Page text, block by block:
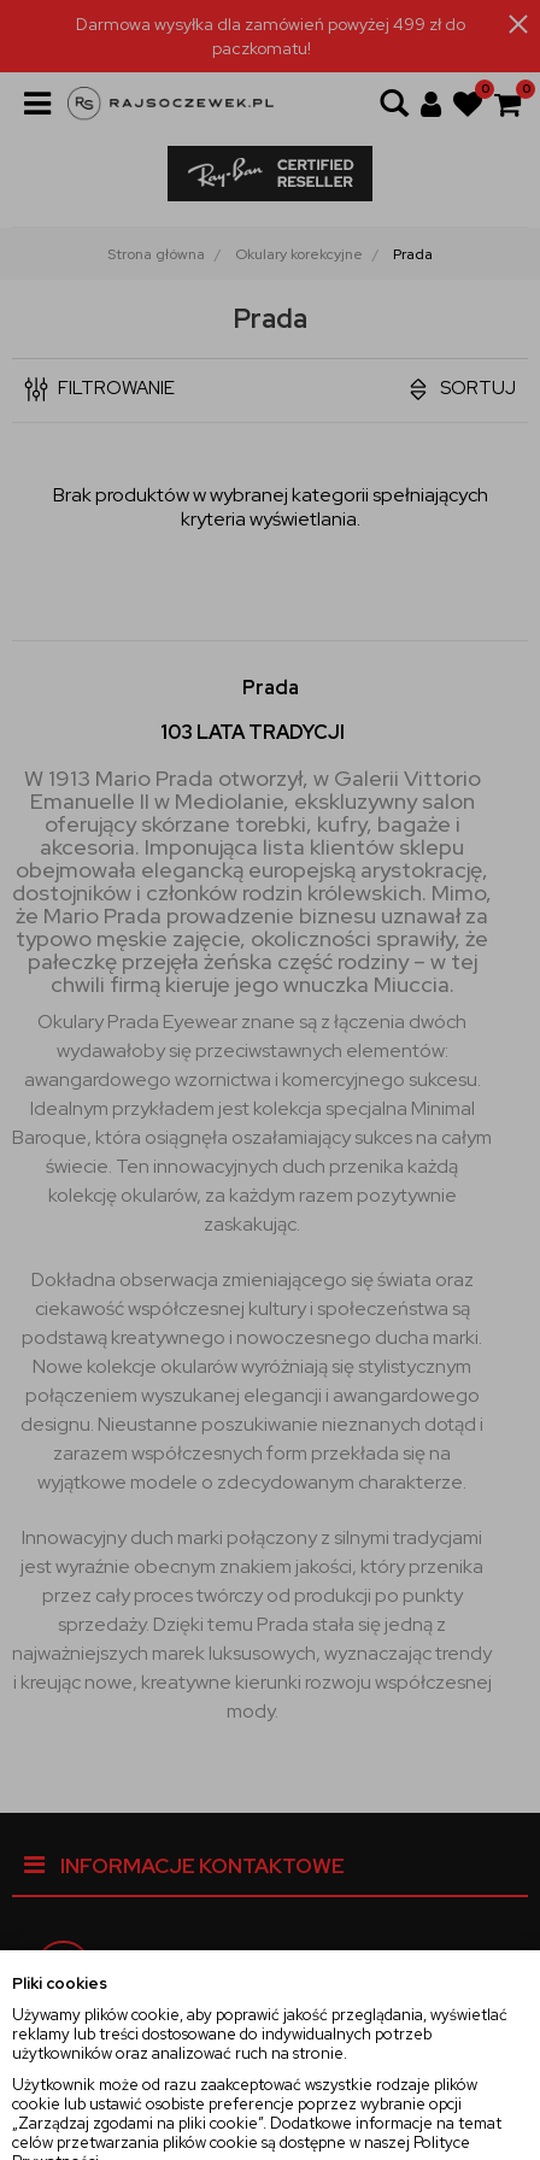
Pliki cookies
Używamy plików cookie, aby poprawić jakość przeglądania, wyświetlać
reklamy lub treści dostosowane do indywidualnych potrzeb
użytkowników oraz analizować ruch na stronie.
Użytkownik może od razu zaakceptować wszystkie rodzaje plików
cookie lub ustawić osobiste preferencje poprzez wybranie opcji
„Zarządzaj zgodami na pliki cookie”. Dodatkowe informacje na temat
celów przetwarzania plików cookie są dostępne w naszej Polityce
Darmowa wysyłka dla zamówień powyżej 499 zł do
paczkomatu!
0 0
Strona główna Okulary korekcyjne Prada
Prada
FILTROWANIE SORTUJ
Brak produktów w wybranej kategorii spełniających
kryteria wyświetlania.
Prada
103 LATA TRADYCJI
W 1913 Mario Prada otworzył, w Galerii Vittorio
Emanuelle II w Mediolanie, ekskluzywny salon
oferujący skórzane torebki, kufry, bagaże i
akcesoria. Imponująca lista klientów sklepu
obejmowała elegancką europejską arystokrację,
dostojników i członków rodzin królewskich. Mimo,
że Mario Prada prowadzenie biznesu uznawał za
typowo męskie zajęcie, okoliczności sprawiły, że
pałeczkę przejęła żeńska część rodziny – w tej
chwili firmą kieruje jego wnuczka Miuccia.
Okulary Prada Eyewear znane są z łączenia dwóch
wydawałoby się przeciwstawnych elementów:
awangardowego wzornictwa i komercyjnego sukcesu.
Idealnym przykładem jest kolekcja specjalna Minimal
Baroque, która osiągnęła oszałamiający sukces na całym
świecie. Ten innowacyjnych duch przenika każdą
kolekcję okularów, za każdym razem pozytywnie
zaskakując.
Dokładna obserwacja zmieniającego się świata oraz
ciekawość współczesnej kultury i społeczeństwa są
podstawą kreatywnego i nowoczesnego ducha marki.
Nowe kolekcje okularów wyróżniają się stylistycznym
połączeniem wyszukanej elegancji i awangardowego
designu. Nieustanne poszukiwanie nieznanych dotąd i
zarazem współczesnych form przekłada się na
wyjątkowe modele o zdecydowanym charakterze.
Innowacyjny duch marki połączony z silnymi tradycjami
jest wyraźnie obecnym znakiem jakości, który przenika
przez cały proces twórczy od produkcji po punkty
sprzedaży. Dzięki temu Prada stała się jedną z
najważniejszych marek luksusowych, wyznaczając trendy
i kreując nowe, kreatywne kierunki rozwoju współczesnej
mody.
INFORMACJE KONTAKTOWE
Instagram
Twitter